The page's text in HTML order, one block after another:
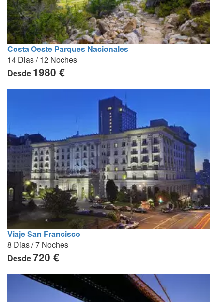
Costa Oeste Parques Nacionales
14 Dias / 12 Noches
Desde 1980 €
Viaje San Francisco
8 Dias / 7 Noches
Desde720 €